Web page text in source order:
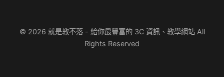
© 2026 就是教不落 - 給你最豐富的 3C 資訊、教學網站 All
Rights Reserved